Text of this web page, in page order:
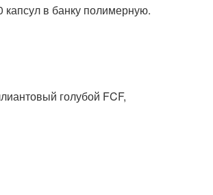
в банку полимерную.
голубой FCF,